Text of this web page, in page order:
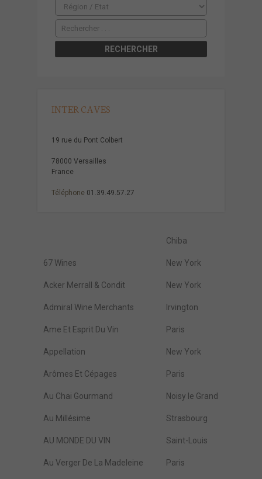
CONTACT
INTER CAVES
19 rue du Pont Colbert
78000 Versailles
France
Téléphone 01.39.49.57.27
Chiba
67 Wines New York
Acker Merrall & Condit New York
Admiral Wine Merchants Irvington
Ame Et Esprit Du Vin Paris
Appellation New York
Arômes Et Cépages Paris
Au Chai Gourmand Noisy le Grand
Au Millésime Strasbourg
AU MONDE DU VIN Saint-Louis
Au Verger De La Madeleine Paris